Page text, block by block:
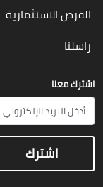
الفرص الاستثمارية
راسلنا
اشترك معنا